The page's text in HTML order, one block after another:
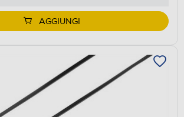
AGGIUNGI